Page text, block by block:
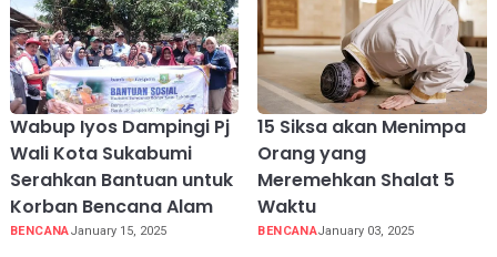
Wabup Iyos Dampingi Pj
Wali Kota Sukabumi
Serahkan Bantuan untuk
Korban Bencana Alam
BENCANAJanuary 15, 2025
15 Siksa akan Menimpa
Orang yang
Meremehkan Shalat 5
Waktu
BENCANAJanuary 03, 2025